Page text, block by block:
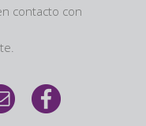
contacto con